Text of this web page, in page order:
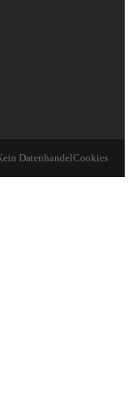
DatenhandelCookies